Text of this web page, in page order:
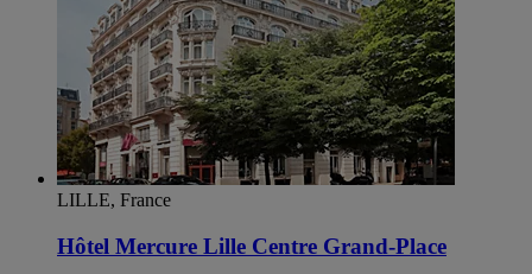
LILLE, France
Hôtel Mercure Lille Centre Grand-Place